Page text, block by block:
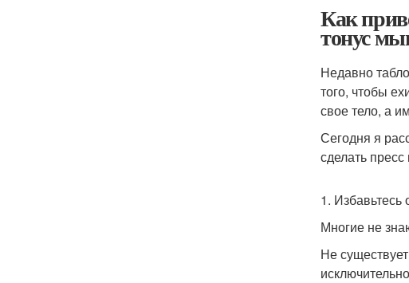
Как
тонус
Недавно
того, чтобы
свое тело, а
Сегодня я
сделать
1.
Многие не
Не